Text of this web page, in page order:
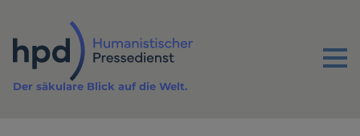
Inhalt
Menu
Der säkulare Blick auf die Welt.